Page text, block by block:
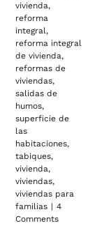
vivienda,
reforma
integral,
reforma integral
de vivienda,
reformas de
viviendas,
salidas de
humos,
superficie de
las
habitaciones,
tabiques,
vivienda,
viviendas,
viviendas para
familias | 4
Comments